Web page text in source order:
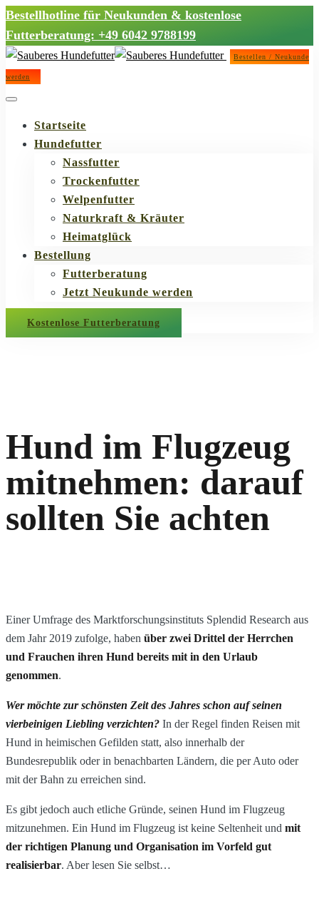
Bestellhotline für Neukunden & kostenlose
Futterberatung: +49 6042 9788199
Bestellen / Neukunde
werden
Startseite
Hundefutter
Nassfutter
Trockenfutter
Welpenfutter
Naturkraft & Kräuter
Heimatglück
Bestellung
Futterberatung
Jetzt Neukunde werden
Kostenlose Futterberatung
Hund im Flugzeug
mitnehmen: darauf
sollten Sie achten
Einer Umfrage des Marktforschungsinstituts Splendid Research aus
dem Jahr 2019 zufolge, haben über zwei Drittel der Herrchen
und Frauchen ihren Hund bereits mit in den Urlaub
genommen.
Wer möchte zur schönsten Zeit des Jahres schon auf seinen
vierbeinigen Liebling verzichten? In der Regel finden Reisen mit
Hund in heimischen Gefilden statt, also innerhalb der
Bundesrepublik oder in benachbarten Ländern, die per Auto oder
mit der Bahn zu erreichen sind.
Es gibt jedoch auch etliche Gründe, seinen Hund im Flugzeug
mitzunehmen. Ein Hund im Flugzeug ist keine Seltenheit und mit
der richtigen Planung und Organisation im Vorfeld gut
realisierbar. Aber lesen Sie selbst…